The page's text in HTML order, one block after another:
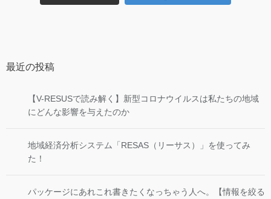
最近の投稿
【V-RESUSで読み解く】新型コロナウイルスは私たちの地域
にどんな影響を与えたのか
地域経済分析システム「RESAS（リーサス）」を使ってみ
た！
パッケージにあれこれ書きたくなっちゃう人へ。【情報を絞る